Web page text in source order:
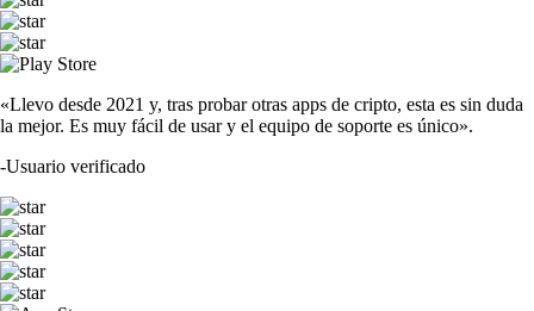
«Llevo desde 2021 y, tras probar otras apps de cripto, esta es sin duda
la mejor. Es muy fácil de usar y el equipo de soporte es único».
-Usuario verificado